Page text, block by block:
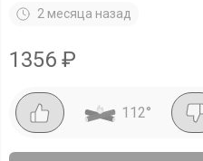
2 месяца назад
1356 ₽
112°